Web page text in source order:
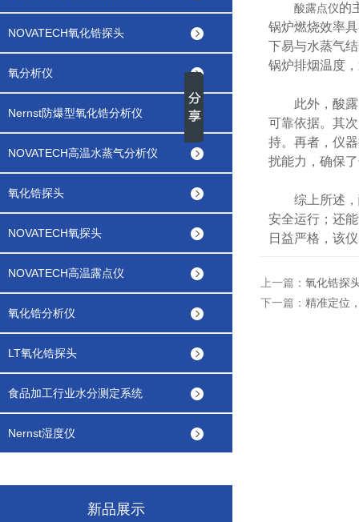
NOVATECH氧化锆探头
氧分析仪
Nernst防爆型氧化锆分析仪
NOVATECH高温水蒸气分析仪
氧化锆探头
NOVATECH氧探头
NOVATECH高温露点仪
氧化锆分析仪
LT氧化锆探头
食品加工行业水分测定系统
Nernst湿度仪
新品展示
酸露点仪的
锅炉燃烧效率
下易与水蒸气
锅炉排烟温度
此外，酸露点
可靠依据。其
持。再者，仪
扰能力，确保
综上所述，酸
安全运行；还
日益严格，该
上一篇： 氧化锆探
下一篇： 精准定位